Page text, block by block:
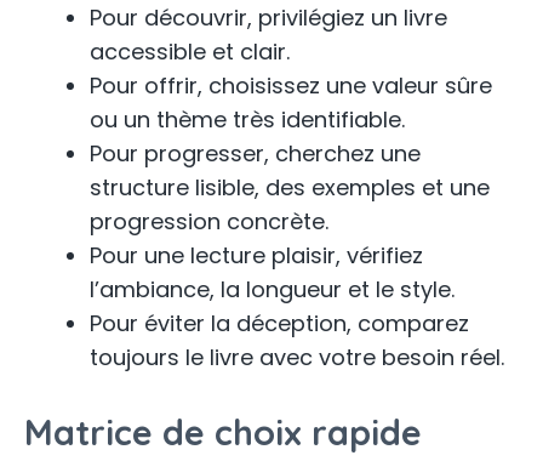
Pour découvrir, privilégiez un livre
accessible et clair.
Pour offrir, choisissez une valeur sûre
ou un thème très identifiable.
Pour progresser, cherchez une
structure lisible, des exemples et une
progression concrète.
Pour une lecture plaisir, vérifiez
l’ambiance, la longueur et le style.
Pour éviter la déception, comparez
toujours le livre avec votre besoin réel.
Matrice de choix rapide